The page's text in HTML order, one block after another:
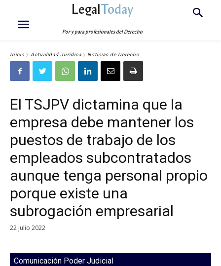
LegalToday
Por y para profesionales del Derecho
Inicio Actualidad Jurídica Noticias de Derecho
El TSJPV dictamina que la
empresa debe mantener los
puestos de trabajo de los
empleados subcontratados
aunque tenga personal propio
porque existe una
subrogación empresarial
22 julio 2022
Comunicación Poder Judicial